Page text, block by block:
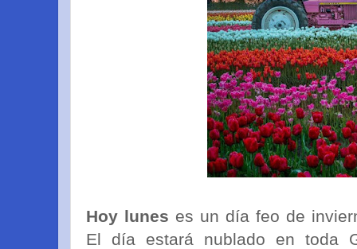
Hoy lunes es un día feo de
El día estará nublado en toda